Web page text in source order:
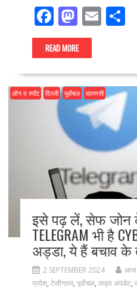
F
ac
e
b
o
o
k
M
as
to
d
o
n
E
l
S
e
READ MORE
ऑन द स्पॉट दिल्ली पूर्वांचल वाराणसी
इसे पढ़ लें, सेफ जोन
TELEGRAM भी है
अड्डा, ये हैं बचाव के
2 SEPTEMBER 2024 आज
प्रदेश, टेलीग्राम, पूर्वांचल, लाइव अपडेट,